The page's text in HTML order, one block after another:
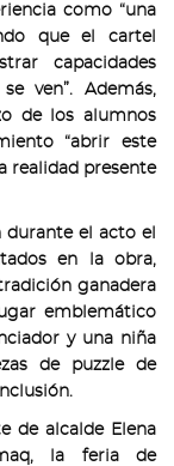
como “una
que el cartel
capacidades
ven”. Además,
de los alumnos
“abrir este
realidad presente
durante el acto el
en la obra,
ganadera
emblemático
y una niña
de puzzle de
de alcalde Elena
la feria de